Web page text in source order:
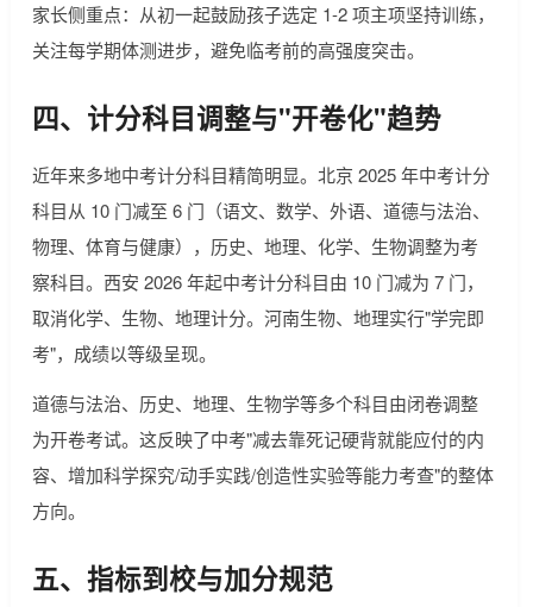
家长侧重点：从初一起鼓励孩子选定 1-2 项主项坚持训练，
关注每学期体测进步，避免临考前的高强度突击。
四、计分科目调整与"开卷化"趋势
近年来多地中考计分科目精简明显。北京 2025 年中考计分
科目从 10 门减至 6 门（语文、数学、外语、道德与法治、
物理、体育与健康），历史、地理、化学、生物调整为考
察科目。西安 2026 年起中考计分科目由 10 门减为 7 门，
取消化学、生物、地理计分。河南生物、地理实行"学完即
考"，成绩以等级呈现。
道德与法治、历史、地理、生物学等多个科目由闭卷调整
为开卷考试。这反映了中考"减去靠死记硬背就能应付的内
容、增加科学探究/动手实践/创造性实验等能力考查"的整体
方向。
五、指标到校与加分规范